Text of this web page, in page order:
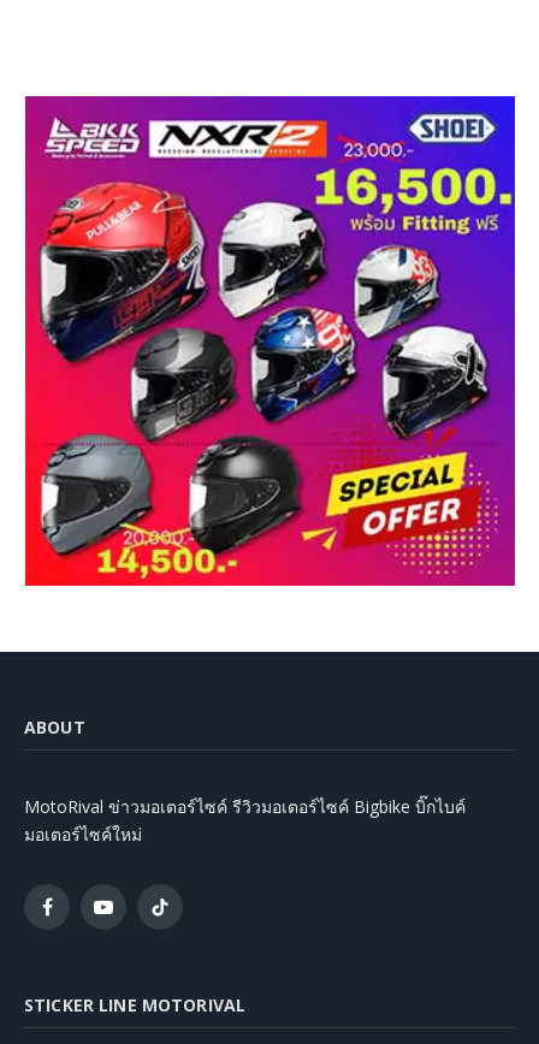
ABOUT
MotoRival ข่าวมอเตอร์ไซค์ รีวิวมอเตอร์ไซค์ Bigbike บิ๊กไบค์
มอเตอร์ไซค์ใหม่
FacebookYouTubeTikTok
STICKER LINE MOTORIVAL